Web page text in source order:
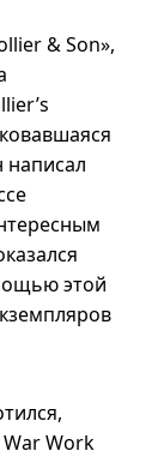
& Son»,
написал
этой
Work